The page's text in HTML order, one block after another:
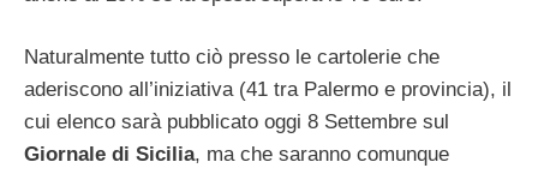
Naturalmente tutto ciò presso le cartolerie che
aderiscono all’iniziativa (41 tra Palermo e provincia), il
cui elenco sarà pubblicato oggi 8 Settembre sul
Giornale di Sicilia, ma che saranno comunque